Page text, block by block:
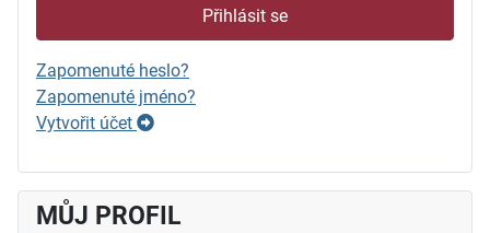
Přihlásit se
Zapomenuté heslo?
Zapomenuté jméno?
Vytvořit účet
MŮJ PROFIL